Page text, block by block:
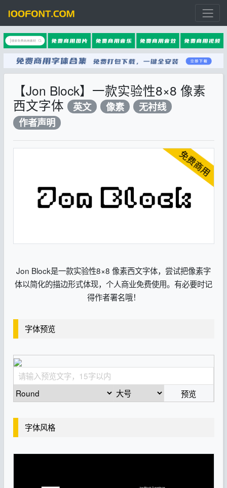
【Jon Block】一款实验性8×8 像素
西文字体
英文 像素
无衬线
作者声明
Jon Block是一款实验性8×8 像素西文字体，尝试把像素字
体以简化的描边形式体现，个人商业免费使用。有必要时记
得作者署名哦！
字体预览
预览
字体风格